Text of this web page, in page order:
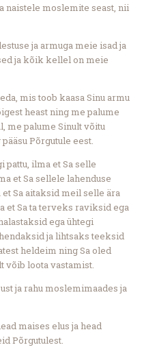
naistele moslemite seast, nii
ja armuga meie isad ja
ja kõik kellel on meie
mis toob kaasa Sinu armu
heast ning me palume
me palume Sinult võitu
Põrgutule eest.
pattu, ilma et Sa selle
et Sa sellele lahenduse
Sa aitaksid meil selle ära
et Sa ta terveks raviksid ega
ega ühtegi
ja lihtsaks teeksid
heldeim ning Sa oled
loota vastamist.
ja rahu moslemimaades ja
maises elus ja head
Põrgutulest.